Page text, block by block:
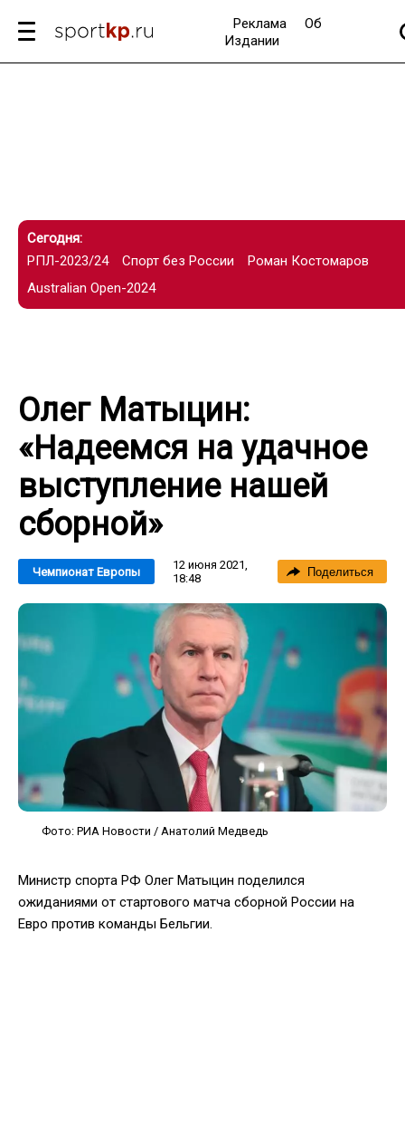
Реклама
Об
Издании
Сегодня:
РПЛ-2023/24
Спорт без России
Роман Костомаров
Australian Open-2024
Олег Матыцин:
«Надеемся на удачное
выступление нашей
сборной»
Чемпионат Европы
12 июня 2021,
18:48
Поделиться
Фото: РИА Новости / Анатолий Медведь
Министр спорта РФ Олег Матыцин поделился
ожиданиями от стартового матча сборной России на
Евро против команды Бельгии.